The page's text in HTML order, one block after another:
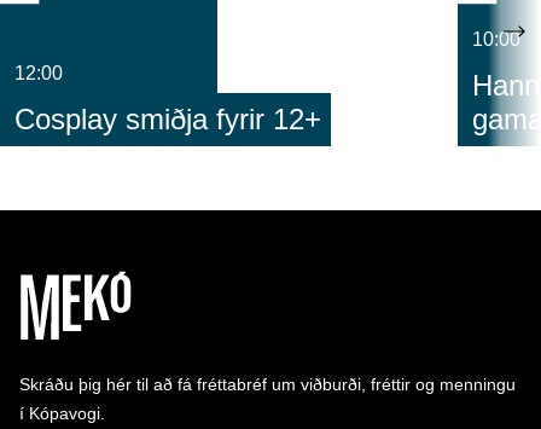
12:00
Cosplay smiðja fyrir 12+
10:00
Skráðu þig hér til að fá fréttabréf um viðburði, fréttir og menningu
í Kópavogi.